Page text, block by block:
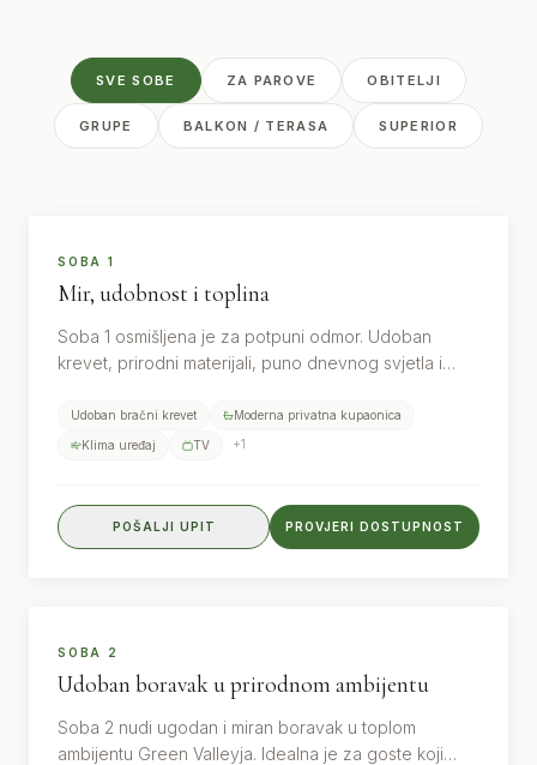
SVE SOBE ZA PAROVE OBITELJI
GRUPE BALKON / TERASA SUPERIOR
SOBA 1
Mir, udobnost i toplina
Soba 1 osmišljena je za potpuni odmor. Udoban
krevet, prirodni materijali, puno dnevnog svjetla i
Idealna je za opuštanje nakon dana provedenog u
prirodi.
Udoban bračni krevet Moderna privatna kupaonica
Klima uređaj TV +1
POŠALJI UPIT PROVJERI DOSTUPNOST
SOBA 2
Udoban boravak u prirodnom ambijentu
Soba 2 nudi ugodan i miran boravak u toplom
ambijentu Green Valleyja. Idealna je za goste koji